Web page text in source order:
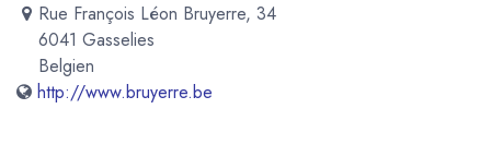
Rue François Léon Bruyerre, 34
6041 Gasselies
Belgien
http://www.bruyerre.be